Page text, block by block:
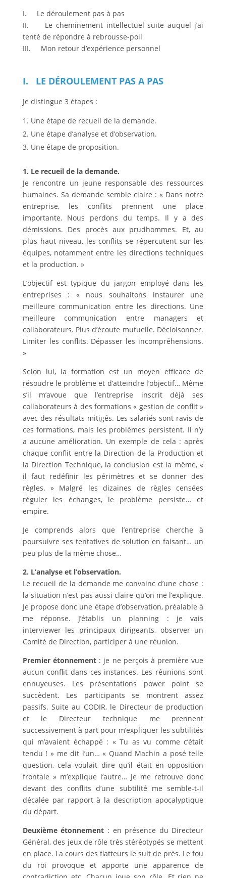
I. Le déroulement pas à pas
II. Le cheminement intellectuel suite auquel j’ai
tenté de répondre à rebrousse-poil
III. Mon retour d’expérience personnel
I. LE DÉROULEMENT PAS A PAS
Je distingue 3 étapes :
Une étape de recueil de la demande.
Une étape d’analyse et d’observation.
Une étape de proposition.
1. Le recueil de la demande.
Je rencontre un jeune responsable des ressources
humaines. Sa demande semble claire : « Dans notre
entreprise, les conflits prennent une place
importante. Nous perdons du temps. Il y a des
démissions. Des procès aux prudhommes. Et, au
plus haut niveau, les conflits se répercutent sur les
équipes, notamment entre les directions techniques
et la production. »
L’objectif est typique du jargon employé dans les
entreprises : « nous souhaitons instaurer une
meilleure communication entre les directions. Une
meilleure communication entre managers et
collaborateurs. Plus d’écoute mutuelle. Décloisonner.
Limiter les conflits. Dépasser les incompréhensions.
»
Selon lui, la formation est un moyen efficace de
résoudre le problème et d’atteindre l’objectif… Même
s’il m’avoue que l’entreprise inscrit déjà ses
collaborateurs à des formations « gestion de conflit »
avec des résultats mitigés. Les salariés sont ravis de
ces formations, mais les problèmes persistent. Il n’y
a aucune amélioration. Un exemple de cela : après
chaque conflit entre la Direction de la Production et
la Direction Technique, la conclusion est la même, «
il faut redéfinir les périmètres et se donner des
règles. » Malgré les dizaines de règles censées
réguler les échanges, le problème persiste… et
empire.
Je comprends alors que l’entreprise cherche à
poursuivre ses tentatives de solution en faisant… un
peu plus de la même chose…
2. L’analyse et l’observation.
Le recueil de la demande me convainc d’une chose :
la situation n’est pas aussi claire qu’on me l’explique.
Je propose donc une étape d’observation, préalable à
me réponse. J’établis un planning : je vais
interviewer les principaux dirigeants, observer un
Comité de Direction, participer à une réunion.
Premier étonnement : je ne perçois à première vue
aucun conflit dans ces instances. Les réunions sont
ennuyeuses. Les présentations power point se
succèdent. Les participants se montrent assez
passifs. Suite au CODIR, le Directeur de production
et le Directeur technique me prennent
successivement à part pour m’expliquer les subtilités
qui m’avaient échappé : « Tu as vu comme c’était
tendu ! » me dit l’un… « Quand Machin a posé telle
question, cela voulait dire qu’il était en opposition
frontale » m’explique l’autre… Je me retrouve donc
devant des conflits d’une subtilité me semble-t-il
décalée par rapport à la description apocalyptique
du départ.
Deuxième étonnement : en présence du Directeur
Général, des jeux de rôle très stéréotypés se mettent
en place. La cours des flatteurs le suit de près. Le fou
du roi provoque et apporte une apparence de